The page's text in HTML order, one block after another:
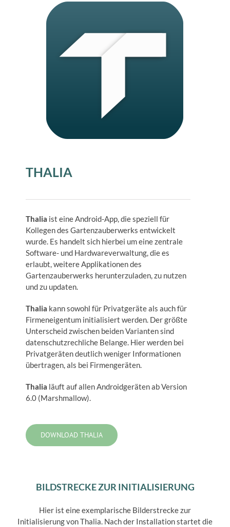
THALIA
Thalia ist eine Android-App, die speziell für
Kollegen des Gartenzauberwerks entwickelt
wurde. Es handelt sich hierbei um eine zentrale
Software- und Hardwareverwaltung, die es
erlaubt, weitere Applikationen des
Gartenzauberwerks herunterzuladen, zu nutzen
und zu updaten.
Thalia kann sowohl für Privatgeräte als auch für
Firmeneigentum initialisiert werden. Der größte
Unterscheid zwischen beiden Varianten sind
datenschutzrechliche Belange. Hier werden bei
Privatgeräten deutlich weniger Informationen
übertragen, als bei Firmengeräten.
Thalia läuft auf allen Androidgeräten ab Version
6.0 (Marshmallow).
DOWNLOAD THALIA
BILDSTRECKE ZUR INITIALISIERUNG
Hier ist eine exemplarische Bilderstrecke zur
Initialisierung von Thalia. Nach der Installation startet die